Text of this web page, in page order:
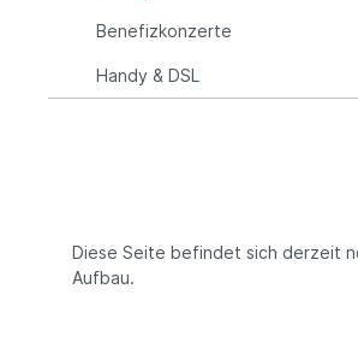
Benefizkonzerte
Handy & DSL
Diese Seite befindet sich derzeit
Aufbau.